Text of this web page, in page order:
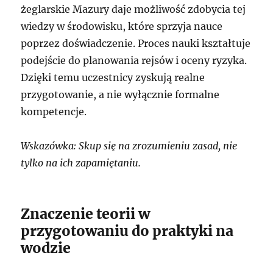
żeglarskie Mazury daje możliwość zdobycia tej
wiedzy w środowisku, które sprzyja nauce
poprzez doświadczenie. Proces nauki kształtuje
podejście do planowania rejsów i oceny ryzyka.
Dzięki temu uczestnicy zyskują realne
przygotowanie, a nie wyłącznie formalne
kompetencje.
Wskazówka: Skup się na zrozumieniu zasad, nie
tylko na ich zapamiętaniu.
Znaczenie teorii w
przygotowaniu do praktyki na
wodzie